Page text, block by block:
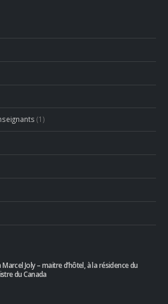
(1)
Joly – maitre d’hôtel, à la résidence du
du Canada